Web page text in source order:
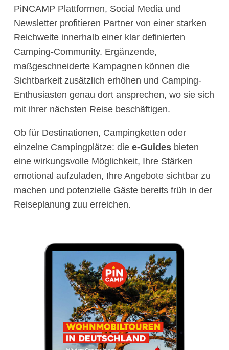
PiNCAMP Plattformen, Social Media und
Newsletter profitieren Partner von einer starken
Reichweite innerhalb einer klar definierten
Camping-Community. Ergänzende,
maßgeschneiderte Kampagnen können die
Sichtbarkeit zusätzlich erhöhen und Camping-
Enthusiasten genau dort ansprechen, wo sie sich
mit ihrer nächsten Reise beschäftigen.
Ob für Destinationen, Campingketten oder
einzelne Campingplätze: die e-Guides bieten
eine wirkungsvolle Möglichkeit, Ihre Stärken
emotional aufzuladen, Ihre Angebote sichtbar zu
machen und potenzielle Gäste bereits früh in der
Reiseplanung zuu erreichen.